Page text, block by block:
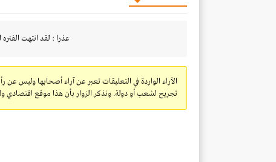
عذرا : لقد انتهت
الآراء الواردة في التعليقات تعبر عن آراء أصحابها وليس عن
تجريح لشعب أو دولة. ونذكر الزوار بأن هذا موقع اقتصادي